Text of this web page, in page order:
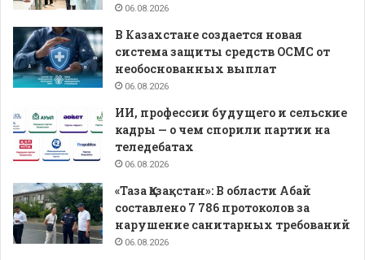
06.08.2026
В Казахстане создается новая
система защиты средств ОСМС от
необоснованных выплат
06.08.2026
ИИ, профессии будущего и сельские
кадры — о чем спорили партии на
теледебатах
06.08.2026
«Таза Қазақстан»: В области Абай
составлено 7 786 протоколов за
нарушение санитарных требований
06.08.2026